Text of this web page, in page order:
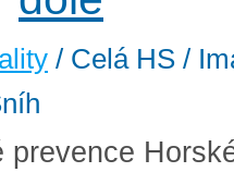
/ Celá HS /
prevence